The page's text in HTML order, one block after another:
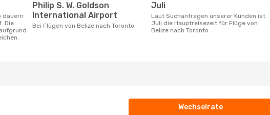
Die
Philip S. W. Goldson
International Airport
Bei Flügen von Belize nach Toronto
Juli
Laut Suchanfragen unserer Kunden ist
Juli die Hauptreisezeit für Flüge von
Belize nach Toronto
Wechselrate